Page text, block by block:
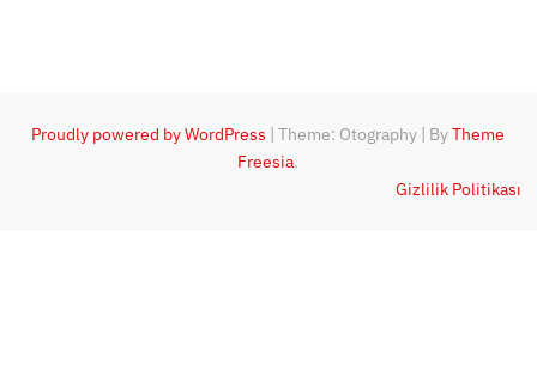
Proudly powered by WordPress |Theme: Otography | ByTheme
Freesia.
Gizlilik Politikası